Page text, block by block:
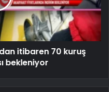
itibaren 70 kuruş
bekleniyor